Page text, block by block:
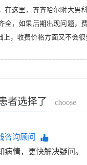
这里，齐齐哈尔附大男
全，如果后期出现问题，
，收费价格方面又不会很
者选择了 choose
咨询顾问
病情，更快解决疑问。